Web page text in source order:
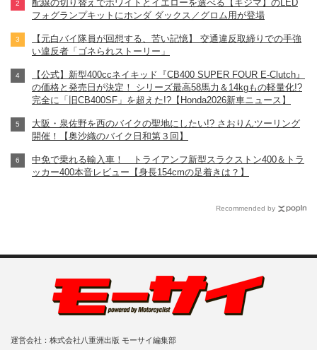
配線の切り替えでホワイトとイエローを選べる【キジマ】のLED
フォグランプキットにホンダ ダックス／グロム用が登場
【元白バイ隊員が回想する、苦い記憶】 交通違反取締りでの手強
い違反者「ゴネられストーリー」
【公式】新型400ccネイキッド『CB400 SUPER FOUR E-Clutch』
の価格と発売日が決定！ シリーズ最高58馬力＆14kgもの軽量化!?
完全に「旧CB400SF」を超えた!?【Honda2026新車ニュース】
大阪・泉佐野を西のバイクの聖地にしたい!? さおりんツーリング
開催！【奥沙織のバイク日和第３回】
中免で乗れる輸入車！ トライアンフ新型スラクストン400＆トラ
ッカー400本音レビュー【身長154cmの足着きは？】
Recommended by
運営会社：株式会社八重洲出版 モーサイ編集部